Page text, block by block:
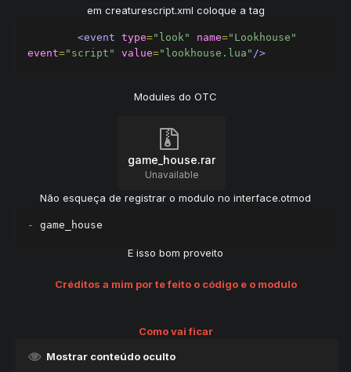
em creaturescript.xml coloque a tag
<event type="look" name="Lookhouse"
event="script" value="lookhouse.lua" />
Modules do OTC
game_house.rar
Unavailable
Não esqueça de registrar o modulo no interface.otmod
- game_house
E isso bom proveito
Créditos a mim por te feito o código e o modulo
Como vai ficar
Mostrar conteúdo oculto